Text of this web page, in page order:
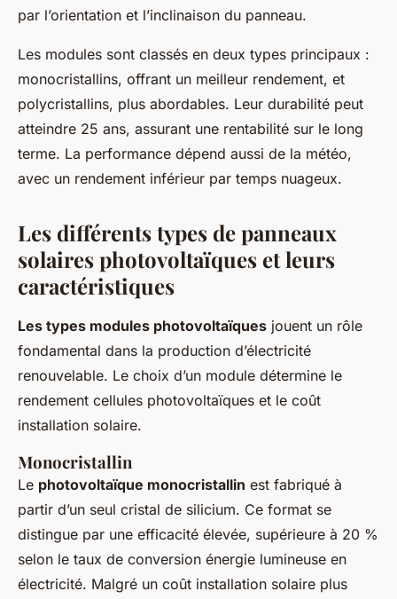
par l’orientation et l’inclinaison du panneau.
Les modules sont classés en deux types principaux :
monocristallins, offrant un meilleur rendement, et
polycristallins, plus abordables. Leur durabilité peut
atteindre 25 ans, assurant une rentabilité sur le long
terme. La performance dépend aussi de la météo,
avec un rendement inférieur par temps nuageux.
Les différents types de panneaux
solaires photovoltaïques et leurs
caractéristiques
Les types modules photovoltaïques jouent un rôle
fondamental dans la production d’électricité
renouvelable. Le choix d’un module détermine le
rendement cellules photovoltaïques et le coût
installation solaire.
Monocristallin
Le photovoltaïque monocristallin est fabriqué à
partir d’un seul cristal de silicium. Ce format se
distingue par une efficacité élevée, supérieure à 20 %
selon le taux de conversion énergie lumineuse en
électricité. Malgré un coût installation solaire plus